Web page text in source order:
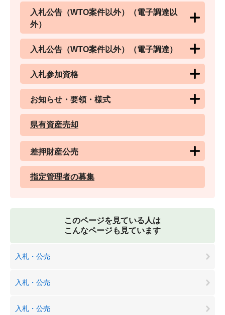
入札公告（WTO案件以外）（電子調達以
外）
入札公告（WTO案件以外）（電子調達）
入札参加資格
お知らせ・要領・様式
県有資産売却
差押財産公売
指定管理者の募集
このページを見ている人は
こんなページも見ています
入札・公売
入札・公売
入札・公売